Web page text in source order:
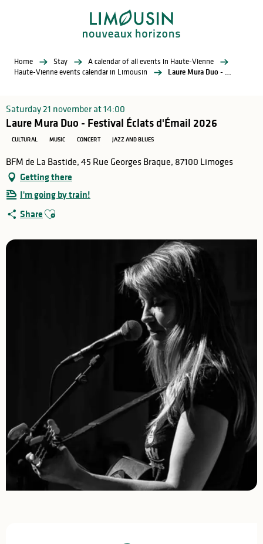
Home Stay
A calendar of all events in Haute-Vienne
Haute-Vienne events calendar in Limousin
Laure Mura Duo - Festival Éclats d'Émail 2026
Saturday 21 november at 14:00
Laure Mura Duo - Festival Éclats d'Émail 2026
CULTURAL MUSIC CONCERT JAZZ AND BLUES
BFM de La Bastide, 45 Rue Georges Braque, 87100 Limoges
Getting there
I'm going by train!
Share Ajouter aux favoris